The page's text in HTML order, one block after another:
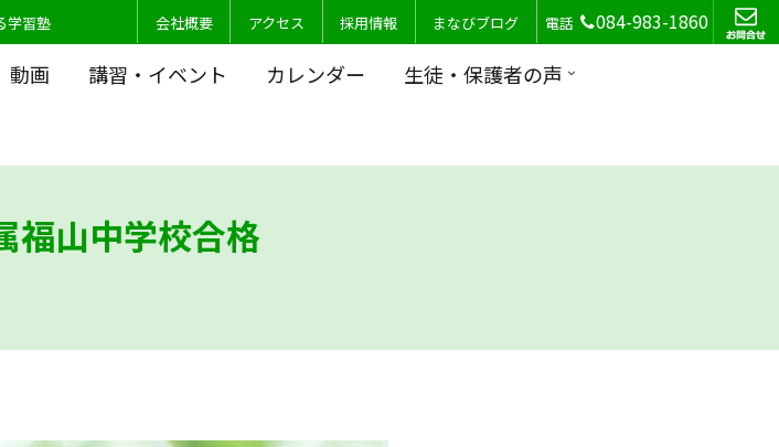
学習塾 会社概要 アクセス 採用情報 まなびブログ 電話 084-983-1860
動画 講習・イベント カレンダー 生徒・保護者の声
福山中学校合格